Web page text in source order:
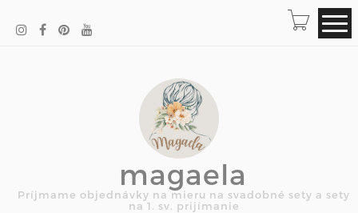
magaela
Príjmame objednávky na mieru na svadobné sety a sety
na 1. sv. prijímanie